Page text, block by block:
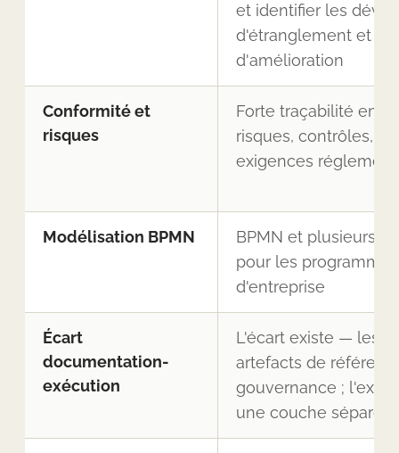
et identifier les
d'étranglement et
d'amélioration
Conformité et
risques
Forte traçabilité
risques, contrôles,
exigences
Modélisation BPMN
BPMN et plusieurs
pour les
d'entreprise
Écart
documentation-
exécution
L'écart existe — les
artefacts de
gouvernance ;
une couche séparée